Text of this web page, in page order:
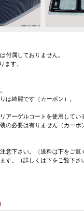
付属しておりません。
ます。
は綺麗です（カーボン）。
アーゲルコートを使用して
の必要は有りません（カーボ
意下さい。（送料は下をご覧
す。（詳しくは下をご覧下さ